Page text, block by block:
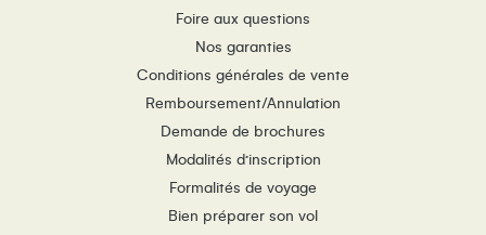
Foire aux questions
Nos garanties
Conditions générales de vente
Remboursement/Annulation
Demande de brochures
Modalités d’inscription
Formalités de voyage
Bien préparer son vol